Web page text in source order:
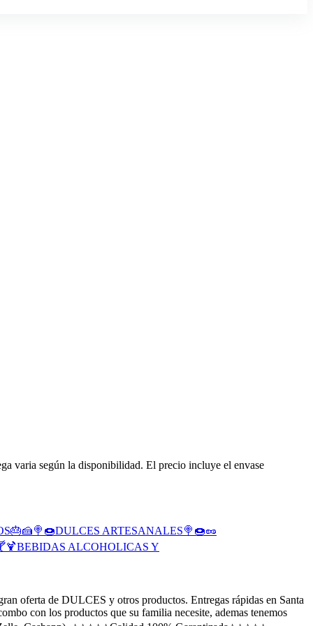
varia según la disponibilidad. El precio incluye el envase
🍭🍩DULCES ARTESANALES🍭🍩🥜
BEBIDAS ALCOHOLICAS Y
oferta de DULCES y otros productos. Entregas rápidas en Santa
con los productos que su familia necesite, ademas tenemos